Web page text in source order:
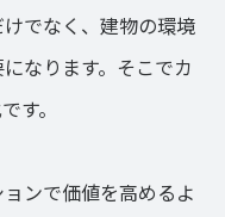
でなく、建物の環境
なります。そこでカ
す。
ンで価値を高めるよ